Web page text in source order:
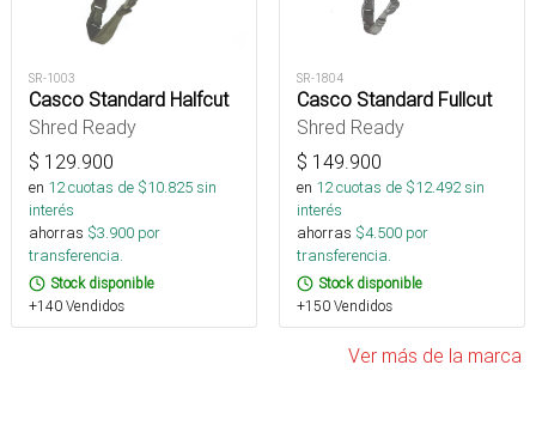
SR-1003
Casco Standard Halfcut
Shred Ready
$ 129.900
en 12cuotas de $10.825sin
interés
ahorras $3.900 por
transferencia.
Stock disponible
+140 Vendidos
SR-1804
Casco Standard Fullcut
Shred Ready
$ 149.900
en 12cuotas de $12.492sin
interés
ahorras $4.500 por
transferencia.
Stock disponible
+150 Vendidos
Ver más de la marca